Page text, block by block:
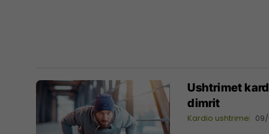
Ushtrimet
dimrit
Kardio ushtrime